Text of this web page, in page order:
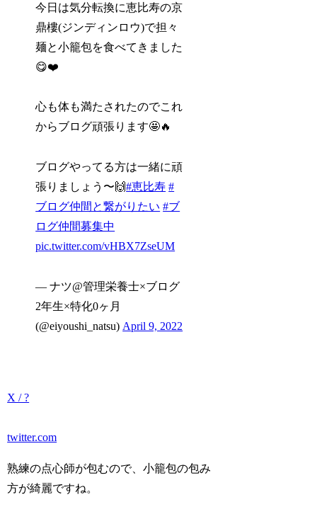
今日は気分転換に恵比寿の京
鼎樓(ジンディンロウ)で担々
麺と小籠包を食べてきました
😋❤️
心も体も満たされたのでこれ
からブログ頑張ります🤩🔥
ブログやってる方は一緒に頑
張りましょう〜🙌#恵比寿 #
ブログ仲間と繋がりたい #ブ
ログ仲間募集中
pic.twitter.com/vHBX7ZseUM
— ナツ@管理栄養士×ブログ
2年生×特化0ヶ月
(@eiyoushi_natsu) April 9, 2022
X / ?
twitter.com
熟練の点心師が包むので、小籠包の包み
方が綺麗ですね。